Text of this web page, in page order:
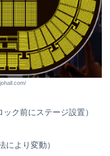
ク前にステージ設置）
により変動）